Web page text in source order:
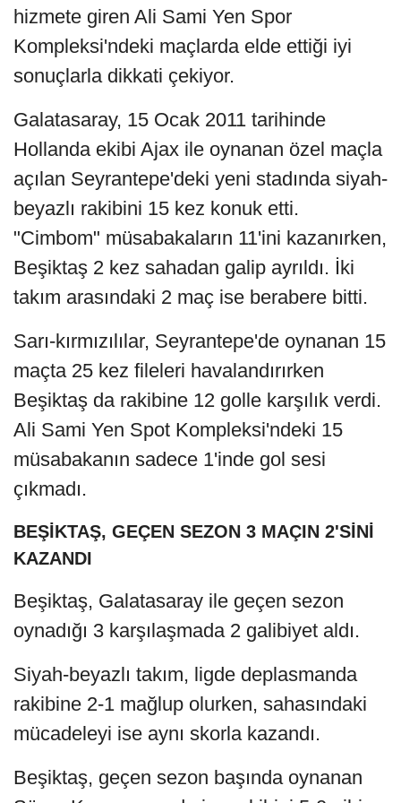
hizmete giren Ali Sami Yen Spor
Kompleksi'ndeki maçlarda elde ettiği iyi
sonuçlarla dikkati çekiyor.
Galatasaray, 15 Ocak 2011 tarihinde
Hollanda ekibi Ajax ile oynanan özel maçla
açılan Seyrantepe'deki yeni stadında siyah-
beyazlı rakibini 15 kez konuk etti.
"Cimbom" müsabakaların 11'ini kazanırken,
Beşiktaş 2 kez sahadan galip ayrıldı. İki
takım arasındaki 2 maç ise berabere bitti.
Sarı-kırmızılılar, Seyrantepe'de oynanan 15
maçta 25 kez fileleri havalandırırken
Beşiktaş da rakibine 12 golle karşılık verdi.
Ali Sami Yen Spot Kompleksi'ndeki 15
müsabakanın sadece 1'inde gol sesi
çıkmadı.
BEŞİKTAŞ, GEÇEN SEZON 3 MAÇIN 2'SİNİ
KAZANDI
Beşiktaş, Galatasaray ile geçen sezon
oynadığı 3 karşılaşmada 2 galibiyet aldı.
Siyah-beyazlı takım, ligde deplasmanda
rakibine 2-1 mağlup olurken, sahasındaki
mücadeleyi ise aynı skorla kazandı.
Beşiktaş, geçen sezon başında oynanan